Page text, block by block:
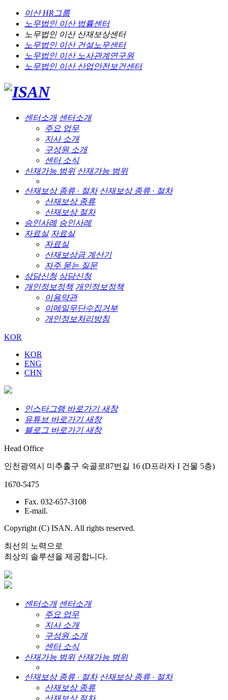
이산 HR그룹
노무법인 이산법률센터
노무법인 이산산재보상센터
노무법인 이산건설노무센터
노무법인 이산노사관계연구원
노무법인 이산산업안전보건센터
센터소개 센터소개
주요 업무
지사 소개
구성원 소개
센터 소식
산재가능 범위 산재가능 범위
산재보상 종류 · 절차 산재보상 종류 · 절차
산재보상 종류
산재보상 절차
승인사례 승인사례
자료실 자료실
자료실
산재보상금 계산기
자주 묻는 질문
상담신청 상담신청
개인정보정책 개인정보정책
이용약관
이메일무단수집거부
개인정보처리방침
KOR
KOR
ENG
CHN
인스타그램 바로가기 새창
유튜브 바로가기 새창
블로그 바로가기 새창
Head Office
인천광역시 미추홀구 숙골로87번길 16 (D프라자 I 건물 5층)
1670-5475
Fax. 032-657-3108
E-mail.
Copyright (C) ISAN. All rights reserved.
최선의 노력으로
최상의 솔루션을 제공합니다.
센터소개 센터소개
주요 업무
지사 소개
구성원 소개
센터 소식
산재가능 범위 산재가능 범위
산재보상 종류 · 절차 산재보상 종류 · 절차
산재보상 종류
산재보상 절차